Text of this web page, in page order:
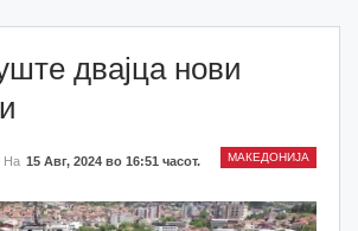
двајца нови
МАКЕДОНИЈА
На 15 Авг, 2024 во 16:51 часот.